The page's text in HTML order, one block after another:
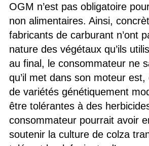
OGM n’est pas obligatoire
non alimentaires. Ainsi,
fabricants de carburant n’ont
nature des végétaux qu’ils
au final, le consommateur ne
qu’il met dans son moteur
de variétés génétiquement
être tolérantes à des
consommateur pourrait avoir
soutenir la culture de colza